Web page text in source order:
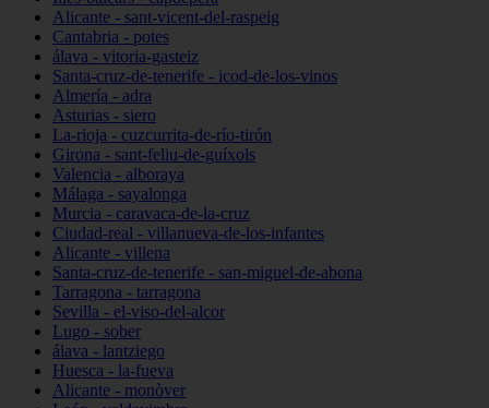
Alicante - sant-vicent-del-raspeig
Cantabria - potes
álava - vitoria-gasteiz
Santa-cruz-de-tenerife - icod-de-los-vinos
Almería - adra
Asturias - siero
La-rioja - cuzcurrita-de-río-tirón
Girona - sant-feliu-de-guíxols
Valencia - alboraya
Málaga - sayalonga
Murcia - caravaca-de-la-cruz
Ciudad-real - villanueva-de-los-infantes
Alicante - villena
Santa-cruz-de-tenerife - san-miguel-de-abona
Tarragona - tarragona
Sevilla - el-viso-del-alcor
Lugo - sober
álava - lantziego
Huesca - la-fueva
Alicante - monòver